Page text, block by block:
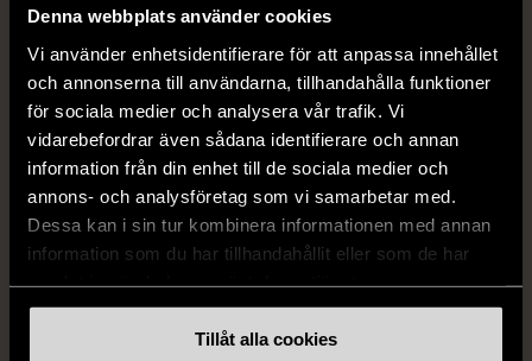
Denna webbplats använder cookies
Vi använder enhetsidentifierare för att anpassa innehållet
och annonserna till användarna, tillhandahålla funktioner
för sociala medier och analysera vår trafik. Vi
vidarebefordrar även sådana identifierare och annan
information från din enhet till de sociala medier och
annons- och analysföretag som vi samarbetar med.
Dessa kan i sin tur kombinera informationen med annan
information som du har tillhandahållit eller som de har
Tillåt alla cookies
PILGRIM
Pilgrim Armband med
blomdetaljer och stenar
Använt skick
199 kr
1/5
GRETA
Greta - Prickig omlottkjol i
L (42-44)
Mycket gott skick